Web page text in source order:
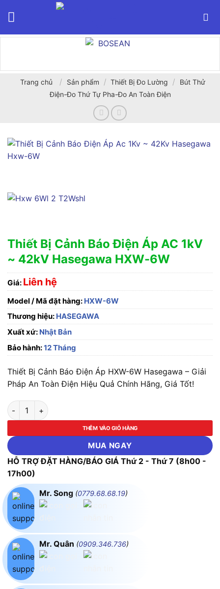
Trang chủ / Sản phẩm / Thiết Bị Đo Lường /
Bút Thử
Điện-Đo Thứ Tự Pha-Đo An Toàn Điện
Thiết Bị Cảnh Báo Điện Áp AC 1kV
~ 42kV Hasegawa HXW-6W
Giá: Liên hệ
Model / Mã đặt hàng: HXW-6W
Thương hiệu: HASEGAWA
Xuất xứ: Nhật Bản
Bảo hành:12 Tháng
Thiết Bị Cảnh Báo Điện Áp HXW-6W Hasegawa – Giải
Pháp An Toàn Điện Hiệu Quả Chính Hãng, Giá Tốt!
Thiết Bị Cảnh Báo Điện Áp AC 1kV ~ 42kV Hasegawa HXW-
THÊM VÀO GIỎ HÀNG
MUA NGAY
HỖ TRỢ ĐẶT HÀNG/BÁO GIÁ Thứ 2 - Thứ 7 (8h00 -
17h00)
Mr. Song (0779.68.68.19)
Mr. Quân (0909.346.736)